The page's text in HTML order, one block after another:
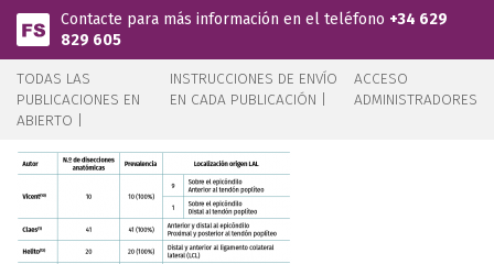
Pasar al contenido principal
Contacte para más información en el teléfono +34 629
829 605
TODAS LAS
PUBLICACIONES EN
ABIERTO |
INSTRUCCIONES DE ENVÍO
EN CADA PUBLICACIÓN |
ACCESO
ADMINISTRADORES